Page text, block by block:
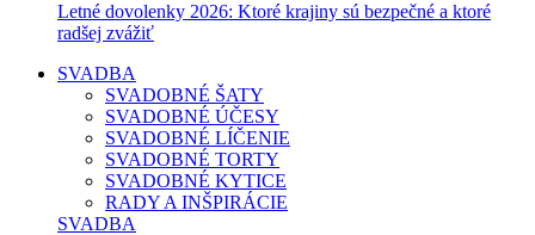
Letné dovolenky 2026: Ktoré krajiny sú bezpečné a ktoré
radšej zvážiť
SVADBA
SVADOBNÉ ŠATY
SVADOBNÉ ÚČESY
SVADOBNÉ LÍČENIE
SVADOBNÉ TORTY
SVADOBNÉ KYTICE
RADY A INŠPIRÁCIE
SVADBA